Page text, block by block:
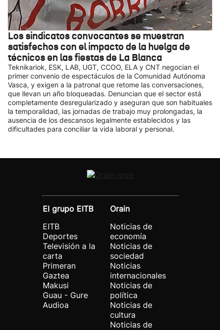
Los sindicatos convocantes se muestran
satisfechos con el impacto de la huelga de
técnicos en las fiestas de La Blanca
Teknikariok, ESK, LAB, UGT, CCOO, ELA y CNT negocian el
primer convenio de espectáculos de la Comunidad Autónoma
Vasca, y exigen a la patronal que retome las conversaciones,
que llevan un año bloqueadas. Denuncian que el sector está
completamente desregularizado y aseguran que son habituales
la temporalidad, las jornadas de trabajo muy prolongadas, la
ausencia de los descansos legalmente establecidos y las
dificultades para conciliar la vida laboral y personal.
El grupo EITB
EITB
Deportes
Televisión a la
carta
Primeran
Gaztea
Makusi
Guau - Gure
Audioa
Orain
Noticias de
economía
Noticias de
sociedad
Noticias
internacionales
Noticias de
política
Noticias de
cultura
Noticias de